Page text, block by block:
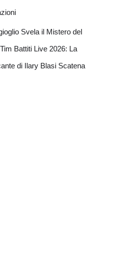
Svela il Mistero del
Battiti Live 2026: La
di Ilary Blasi Scatena